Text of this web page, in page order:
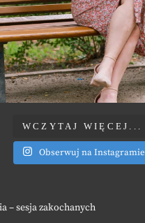
WCZYTAJ WIĘCEJ...
Obserwuj na Instagramie
– sesja zakochanych